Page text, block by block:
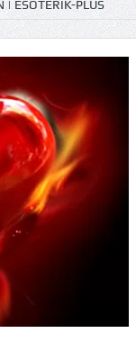
| ESOTERIK-PLUS